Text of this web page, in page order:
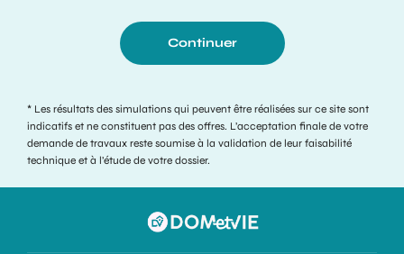
Continuer
* Les résultats des simulations qui peuvent être réalisées sur ce site sont
indicatifs et ne constituent pas des offres. L’acceptation finale de votre
demande de travaux reste soumise à la validation de leur faisabilité
technique et à l’étude de votre dossier.